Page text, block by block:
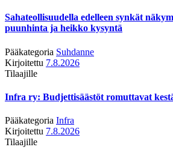
Sahateollisuudella edelleen synkät
puunhinta ja heikko kysyntä
Pääkategoria Suhdanne
Kirjoitettu 7.8.2026
Tilaajille
Infra ry: Budjettisäästöt romuttavat
Pääkategoria Infra
Kirjoitettu 7.8.2026
Tilaajille